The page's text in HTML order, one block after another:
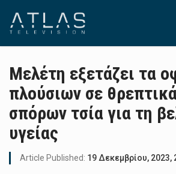
Μελέτη εξετάζει τα
πλούσιων σε
σπόρων τσία για τη
υγείας
Article Published: 19 Δεκεμβρίου, 2023,